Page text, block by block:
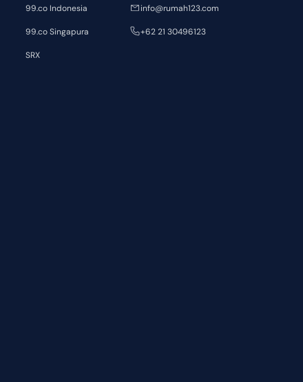
99.co Indonesia
99.co Singapura
SRX
info@rumah123.com
+62 21 30496123